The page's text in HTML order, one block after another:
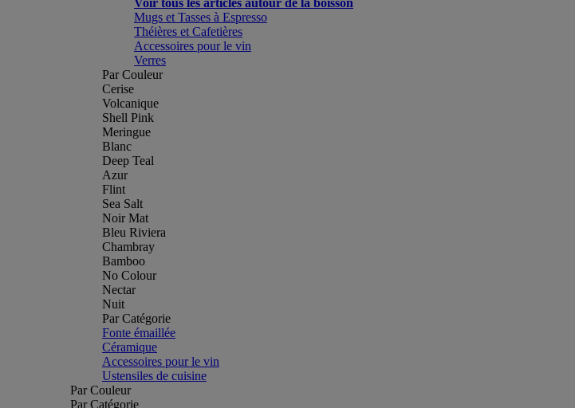
Voir tous les articles autour de la boisson
Mugs et Tasses à Espresso
Théières et Cafetières
Accessoires pour le vin
Verres
Par Couleur
Cerise
Volcanique
Shell Pink
Meringue
Blanc
Deep Teal
Azur
Flint
Sea Salt
Noir Mat
Bleu Riviera
Chambray
Bamboo
No Colour
Nectar
Nuit
Par Catégorie
Fonte émaillée
Céramique
Accessoires pour le vin
Ustensiles de cuisine
Par Couleur
Par Catégorie